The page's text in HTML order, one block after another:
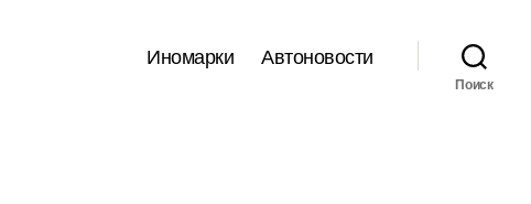
Иномарки Автоновости
Поиск